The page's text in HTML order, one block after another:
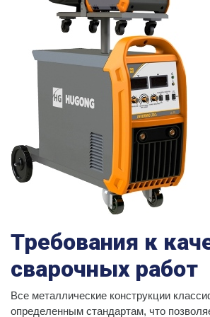
Требования к
сварочных работ
Все металлические конструкции
определенным стандартам, что